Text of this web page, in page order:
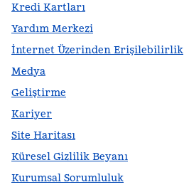
Kredi Kartları
Yardım Merkezi
İnternet Üzerinden Erişilebilirlik
Medya
Geliştirme
Kariyer
Site Haritası
Küresel Gizlilik Beyanı
Kurumsal Sorumluluk